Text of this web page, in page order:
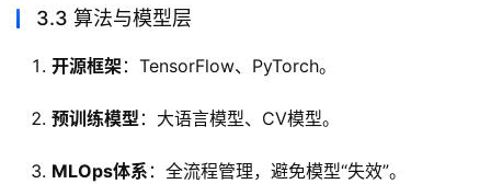
3.3 算法与模型层
开源框架：TensorFlow、PyTorch。
预训练模型：大语言模型、CV模型。
MLOps体系 ：全流程管理，避免模型“失效”。